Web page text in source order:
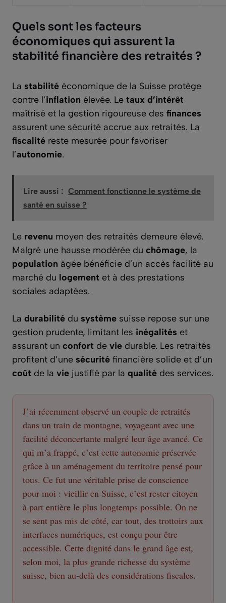
Quels sont les facteurs
économiques qui assurent la
stabilité financière des retraités ?
La stabilité économique de la Suisse protège
contre l’inflation élevée. Le taux d’intérêt
maîtrisé et la gestion rigoureuse des finances
assurent une sécurité accrue aux retraités. La
fiscalité reste mesurée pour favoriser
l’autonomie.
Lire aussi : Comment fonctionne le système de
santé en suisse ?
Le revenu moyen des retraités demeure élevé.
Malgré une hausse modérée du chômage, la
population âgée bénéficie d’un accès facilité au
marché du logement et à des prestations
sociales adaptées.
La durabilité du système suisse repose sur une
gestion prudente, limitant les inégalités et
assurant un confort de vie durable. Les retraités
profitent d’une sécurité financière solide et d’un
coût de la vie justifié par la qualité des services.
J’ai récemment observé un couple de retraités
dans un train de montagne, voyageant avec une
facilité déconcertante malgré leur âge avancé. Ce
qui m’a frappé, c’est cette autonomie préservée
grâce à un aménagement du territoire pensé pour
tous. Ce fut une véritable prise de conscience
pour moi : vieillir en Suisse, c’est rester citoyen
à part entière le plus longtemps possible. On ne
se sent pas mis de côté, car tout, des trottoirs aux
interfaces numériques, est conçu pour être
accessible. Cette dignité dans le grand âge est,
selon moi, la plus grande richesse du système
suisse, bien au-delà des considérations fiscales.